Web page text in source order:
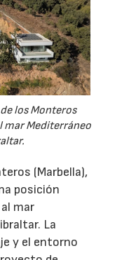
los Monteros
mar Mediterráneo
(Marbella),
posición
mar
La
y el entorno